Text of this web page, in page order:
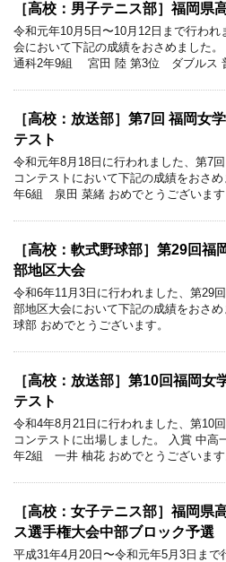
［高校：男子テニス部］福岡県
令和元年10月5日〜10月12日まで行わ
会において下記の成績をおさめました
通科2年9組 宮田 陸 第3位 ダブルス
［高校：放送部］第7回 福岡女
テスト
令和元年8月18日に行われました、第7
コンテストにおいて下記の成績をおさ
年6組 泉田 菜緒 おめでとうございます
［高校：軟式野球部］第29回福
部地区大会
令和6年11月3日に行われました、第29
部地区大会において下記の成績をおさ
球部 おめでとうございます。
［高校：放送部］第10回福岡女
テスト
令和4年8月21日に行われました、第10
コンテストに出場しました。 入賞 中
年2組 一井 柚花 おめでとうございます
［高校：女子テニス部］福岡県
ス選手権大会中部ブロック予選
平成31年4月20日〜令和元年5月3日ま